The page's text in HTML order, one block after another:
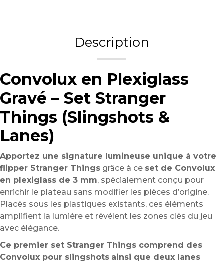
Description
Convolux en Plexiglass
Gravé – Set Stranger
Things (Slingshots &
Lanes)
Apportez une signature lumineuse unique à votre
flipper Stranger Things grâce à ce set de Convolux
en plexiglass de 3 mm, spécialement conçu pour
enrichir le plateau sans modifier les pièces d’origine.
Placés sous les plastiques existants, ces éléments
amplifient la lumière et révèlent les zones clés du jeu
avec élégance.
Ce premier set Stranger Things comprend des
Convolux pour slingshots ainsi que deux lanes